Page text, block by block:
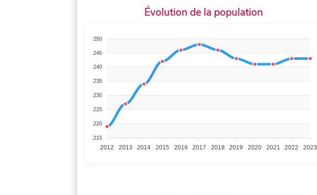
Évolution de la population
250
245
240
235
230
225
220
215
2012 2013 2014 2015 2016 2017 2018 2019 2020 2021 2022 2023